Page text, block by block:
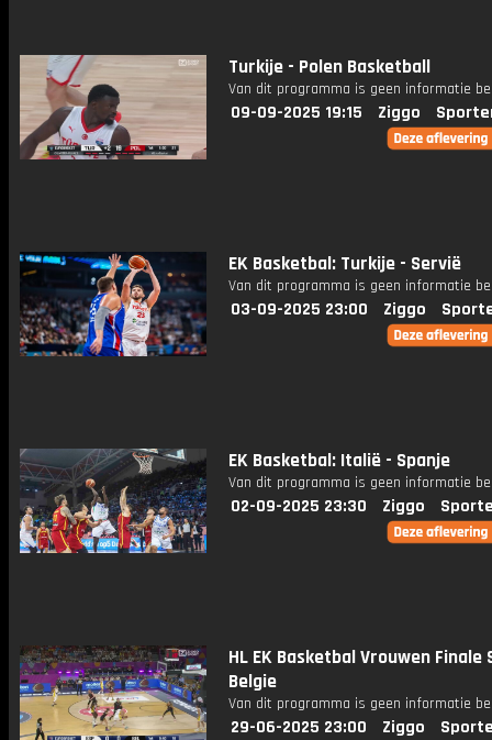
Turkije - Polen Basketball
Van dit programma is geen informatie
09-09-2025 19:15 Ziggo
EK Basketbal: Turkije - Servië
Van dit programma is geen informatie
03-09-2025 23:00 Ziggo
EK Basketbal: Italië - Spanje
Van dit programma is geen informatie
02-09-2025 23:30 Ziggo
HL EK Basketbal Vrouwen Finale
Belgie
Van dit programma is geen informatie
29-06-2025 23:00 Ziggo